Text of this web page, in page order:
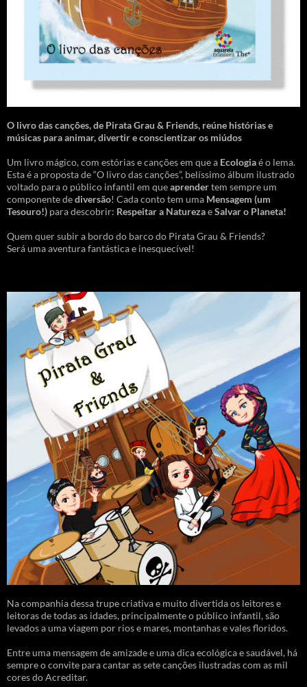
O livro das canções,de Pirata Grau & Friends, reúne histórias e
músicas para animar, divertir e conscientizar os miúdos
Um livro mágico, com estórias e canções em que a Ecologiaé o lema.
Esta é a proposta de “O livro das canções”, belíssimo álbum ilustrado
voltado para o público infantil em queaprendertem sempre um
componente dediversão! Cada conto tem uma Mensagem (um
Tesouro!) para descobrir: Respeitar a NaturezaeSalvar o Planeta!
Quem quer subir a bordo do barco do Pirata Grau & Friends?
Será uma aventura fantástica e inesquecível!
Na companhia dessa trupe criativa e muito divertida os leitores e
leitoras de todas as idades, principalmente o público infantil, são
levados a uma viagem por rios e mares, montanhas e vales floridos.
Entre uma mensagem de amizade e uma dica ecológica e saudável, há
sempre o convite para cantar as sete canções ilustradas com as mil
cores do Acreditar.